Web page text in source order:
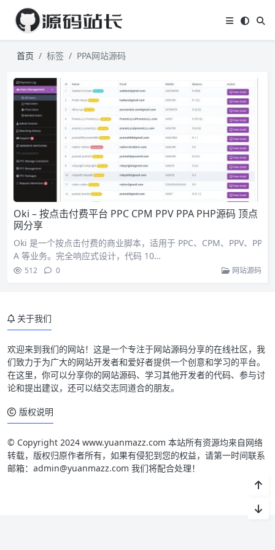
首页 标签 PPA网站源码
Oki – 按点击付费平台 PPC CPM PPV PPA PHP源码 顶点
网分享
Oki 是一个按点击付费的商业脚本，适用于 PPC、CPM、PPV、PP
A 等业务。完全响应式设计，代码 10…
512 0 网站源码
关于我们
欢迎来到我们的网站！这是一个专注于网站源码分享的在线社区，我
们致力于为广大的网站开发者和爱好者提供一个创意和学习的平台。
在这里，你可以分享你的网站源码、学习其他开发者的代码、参与讨
论和提出建议，还可以结交志同道合的朋友。
版权说明
© Copyright 2024 www.yuanmazz.com 本站所有资源均来自网络
转载，版权归原作者所有，如果有侵犯到您的权益，请第一时间联系
邮箱：admin@yuanmazz.com 我们将配合处理！